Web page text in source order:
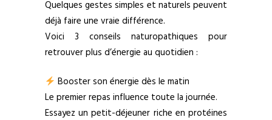
Quelques gestes simples et naturels peuvent
déjà faire une vraie différence.
Voici 3 conseils naturopathiques pour
retrouver plus d’énergie au quotidien :
Booster son énergie dès le matin
Le premier repas influence toute la journée.
Essayez un petit-déjeuner riche en protéines